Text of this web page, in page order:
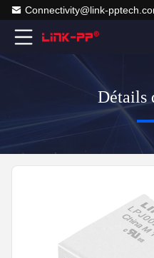
Connectivity@link-
Détails